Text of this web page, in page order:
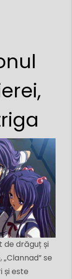
de drăguț și
se
și este